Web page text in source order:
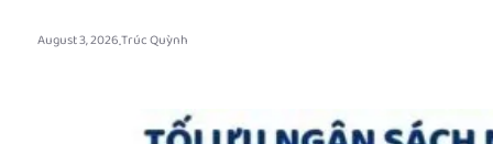
August 3, 2026.Trúc Quỳnh